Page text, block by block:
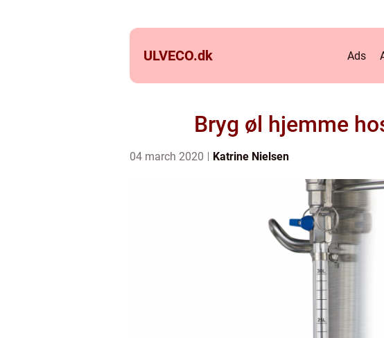
ULVECO.dk Ads
Bryg øl hjemme
04 march 2020 Katrine Nielsen